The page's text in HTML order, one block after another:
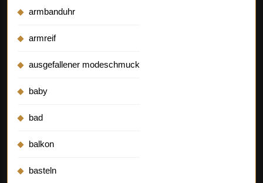
armbanduhr
armreif
ausgefallener modeschmuck
baby
bad
balkon
basteln